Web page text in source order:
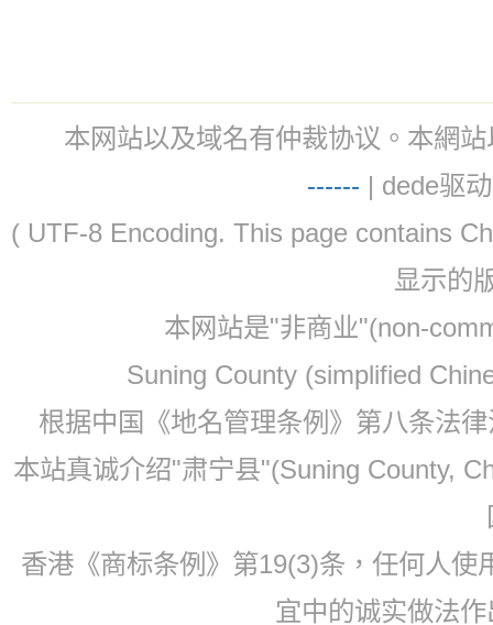
本网站以及域名有仲裁协议。本網
------ | dede驱
( UTF-8 Encoding. This page contains
显示的
本网站是"非商业"(non-
Suning County (simplified
根据中国《地名管理条例》第八条法
本站真诚介绍"肃宁县"(Suning County,
香港《商标条例》第19(3)条，任何人
宜中的诚实做法